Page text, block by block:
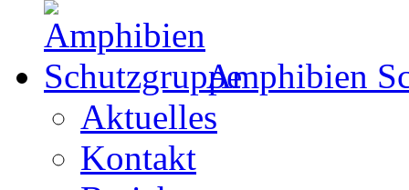
Amphibien
Aktuelles
Kontakt